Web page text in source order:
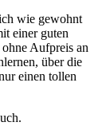
wie gewohnt
einer guten
Aufpreis an
über die
einen tollen